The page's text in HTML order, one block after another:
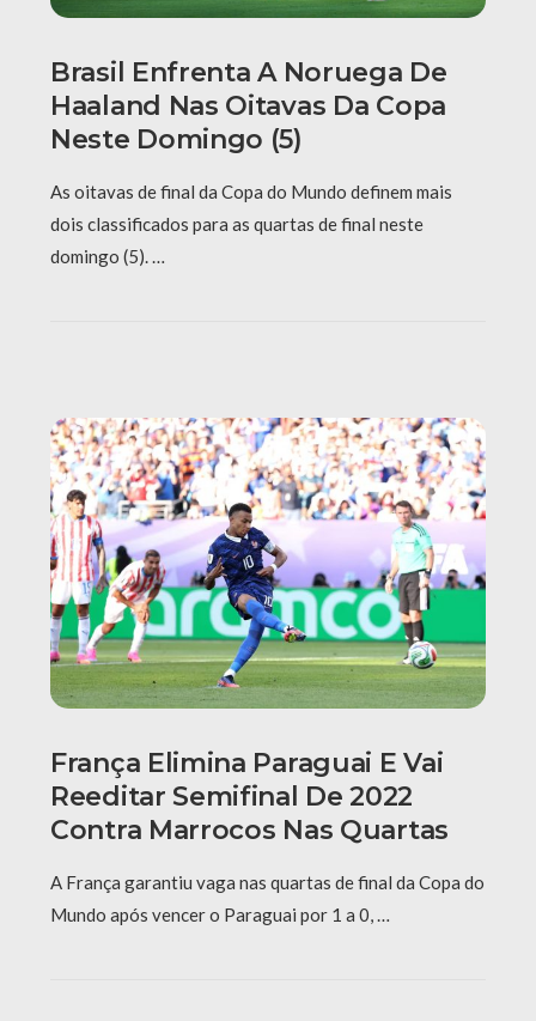
Brasil Enfrenta A Noruega De
Haaland Nas Oitavas Da Copa
Neste Domingo (5)
As oitavas de final da Copa do Mundo definem mais
dois classificados para as quartas de final neste
domingo (5). …
França Elimina Paraguai E Vai
Reeditar Semifinal De 2022
Contra Marrocos Nas Quartas
A França garantiu vaga nas quartas de final da Copa do
Mundo após vencer o Paraguai por 1 a 0, …